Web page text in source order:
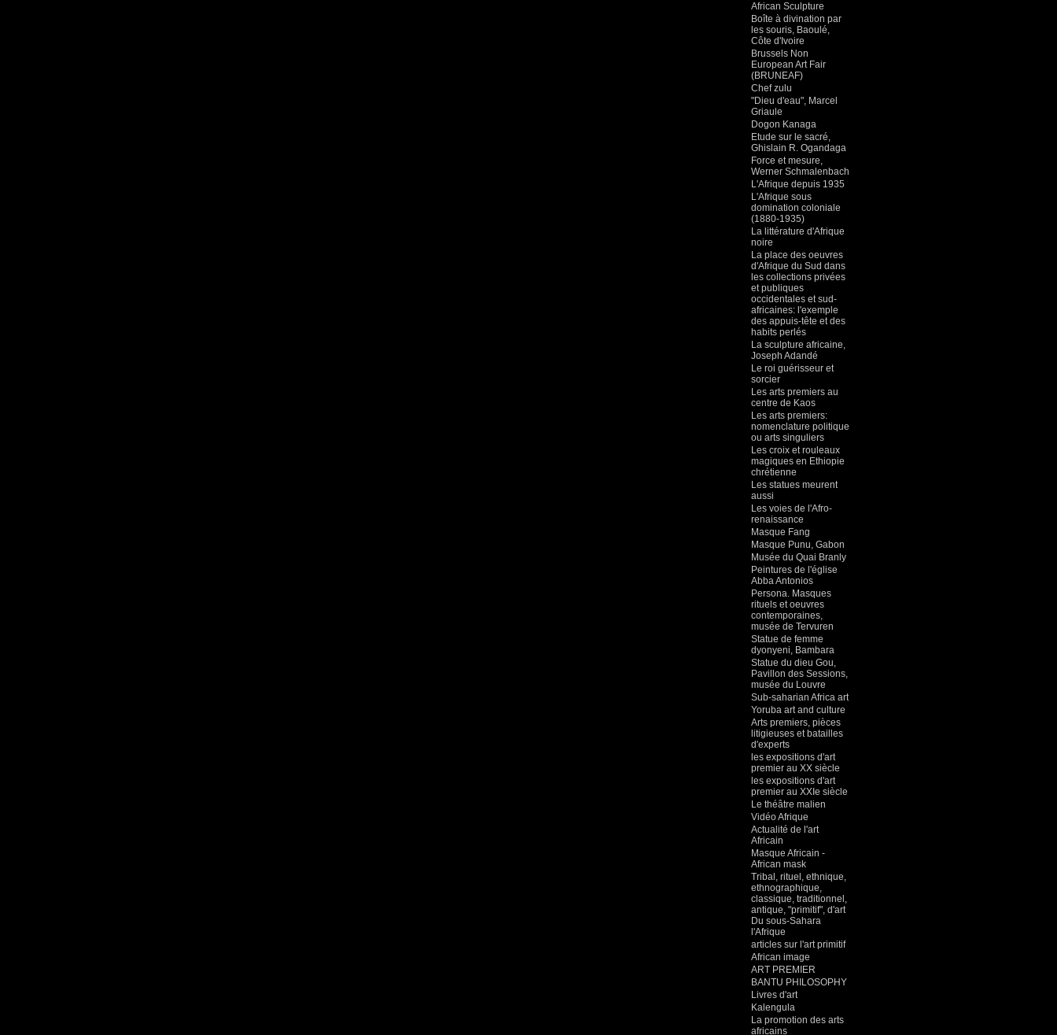
African Sculpture
Boîte à divination par
les souris, Baoulé,
Côte d'Ivoire
Brussels Non
European Art Fair
(BRUNEAF)
Chef zulu
"Dieu d'eau", Marcel
Griaule
Dogon Kanaga
Etude sur le sacré,
Ghislain R. Ogandaga
Force et mesure,
Werner Schmalenbach
L'Afrique depuis 1935
L'Afrique sous
domination coloniale
(1880-1935)
La littérature d'Afrique
noire
La place des oeuvres
d'Afrique du Sud dans
les collections privées
et publiques
occidentales et sud-
africaines: l'exemple
des appuis-tête et des
habits perlés
La sculpture africaine,
Joseph Adandé
Le roi guérisseur et
sorcier
Les arts premiers au
centre de Kaos
Les arts premiers:
nomenclature politique
ou arts singuliers
Les croix et rouleaux
magiques en Ethiopie
chrétienne
Les statues meurent
aussi
Les voies de l'Afro-
renaissance
Masque Fang
Masque Punu, Gabon
Musée du Quai Branly
Peintures de l'église
Abba Antonios
Persona. Masques
rituels et oeuvres
contemporaines,
musée de Tervuren
Statue de femme
dyonyeni, Bambara
Statue du dieu Gou,
Pavillon des Sessions,
musée du Louvre
Sub-saharian Africa art
Yoruba art and culture
Arts premiers, pièces
litigieuses et batailles
d'experts
les expositions d'art
premier au XX siècle
les expositions d'art
premier au XXIe siècle
Le théâtre malien
Vidéo Afrique
Actualité de l'art
Africain
Masque Africain -
African mask
Tribal, rituel, ethnique,
ethnographique,
classique, traditionnel,
antique, "primitif", d'art
Du sous-Sahara
l'Afrique
articles sur l'art primitif
African image
ART PREMIER
BANTU PHILOSOPHY
Livres d'art
Kalengula
La promotion des arts
africains